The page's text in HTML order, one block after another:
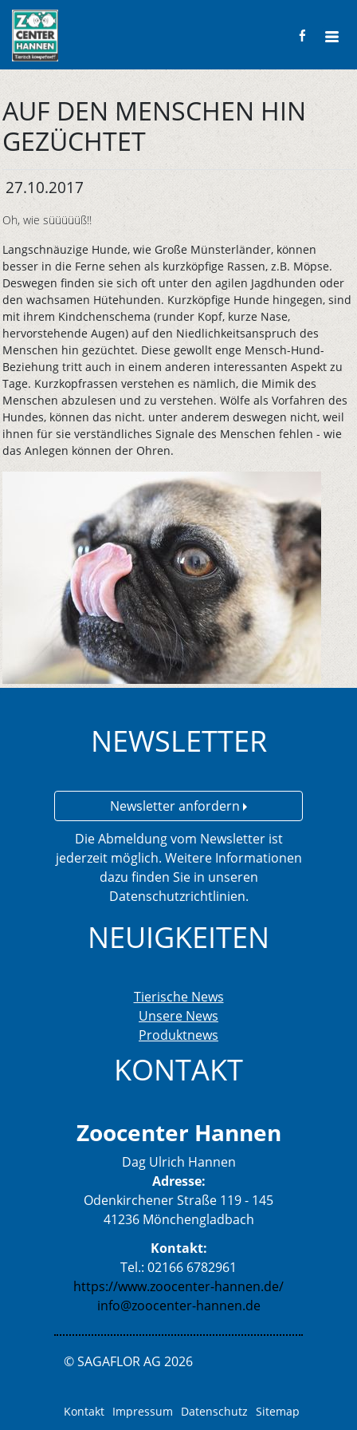
AUF DEN MENSCHEN HIN
GEZÜCHTET
27.10.2017
Oh, wie süüüüüß!!
Langschnäuzige Hunde, wie Große Münsterländer, können
besser in die Ferne sehen als kurzköpfige Rassen, z.B. Möpse.
Deswegen finden sie sich oft unter den agilen Jagdhunden oder
den wachsamen Hütehunden. Kurzköpfige Hunde hingegen, sind
mit ihrem Kindchenschema (runder Kopf, kurze Nase,
hervorstehende Augen) auf den Niedlichkeitsanspruch des
Menschen hin gezüchtet. Diese gewollt enge Mensch-Hund-
Beziehung tritt auch in einem anderen interessanten Aspekt zu
Tage. Kurzkopfrassen verstehen es nämlich, die Mimik des
Menschen abzulesen und zu verstehen. Wölfe als Vorfahren des
Hundes, können das nicht. unter anderem deswegen nicht, weil
ihnen für sie verständliches Signale des Menschen fehlen - wie
das Anlegen können der Ohren.
NEWSLETTER
Newsletter anfordern
Die Abmeldung vom Newsletter ist
jederzeit möglich. Weitere Informationen
dazu finden Sie in unseren
Datenschutzrichtlinien.
NEUIGKEITEN
Tierische News
Unsere News
Produktnews
KONTAKT
Zoocenter Hannen
Dag Ulrich Hannen
Adresse:
Odenkirchener Straße 119 - 145
41236 Mönchengladbach
Kontakt:
Tel.: 02166 6782961
https://www.zoocenter-hannen.de/
info@zoocenter-hannen.de
© SAGAFLOR AG 2026
Kontakt Impressum Datenschutz Sitemap